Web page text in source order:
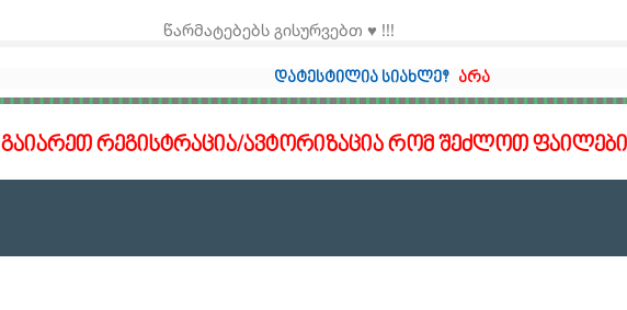
წარმატებებს გისურვებთ ♥️ !!!
დატესტილია სიახლე? არა
გაიარეთ რეგისტრაცია/ავტორიზაცია რომ შეძლოთ